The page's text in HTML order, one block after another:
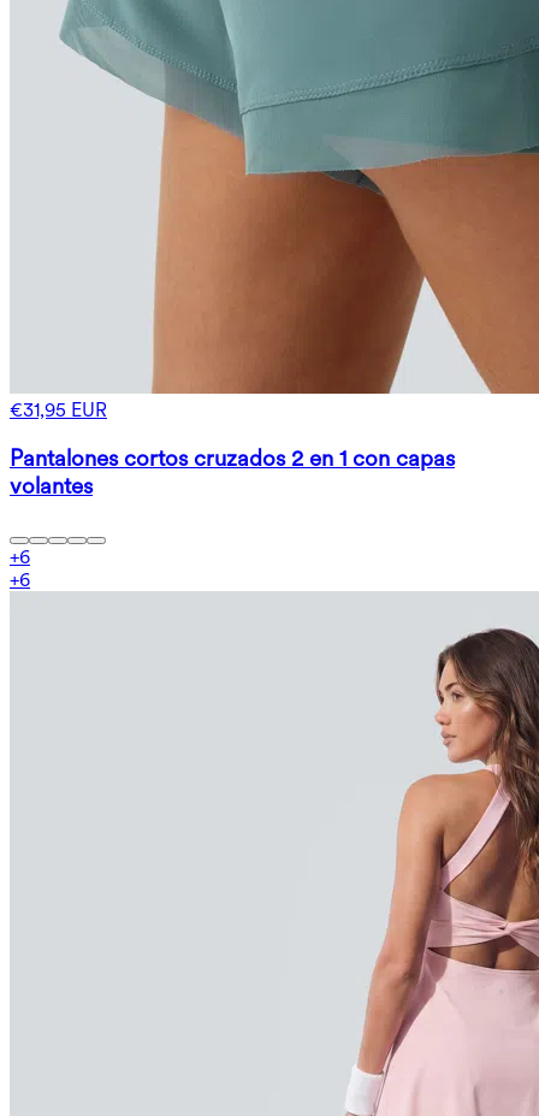
€31,95 EUR
Pantalones cortos cruzados 2 en 1 con capas
volantes
+6
+6